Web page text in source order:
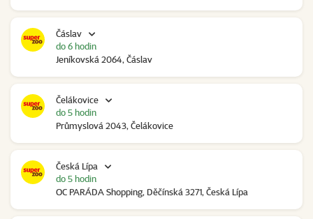
Čáslav
Jeníkovská 2064, Čáslav
do 6 hodin
Čelákovice
Průmyslová 2043, Čelákovice
do 5 hodin
Česká Lípa
OC PARÁDA Shopping, Děčínská 3271, Česká Lípa
do 5 hodin